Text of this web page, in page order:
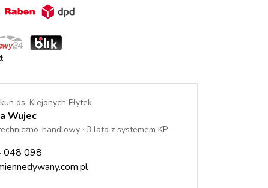
ds. Klejonych Płytek
Wujec
handlowy · 3 lata z systemem KP
048 098